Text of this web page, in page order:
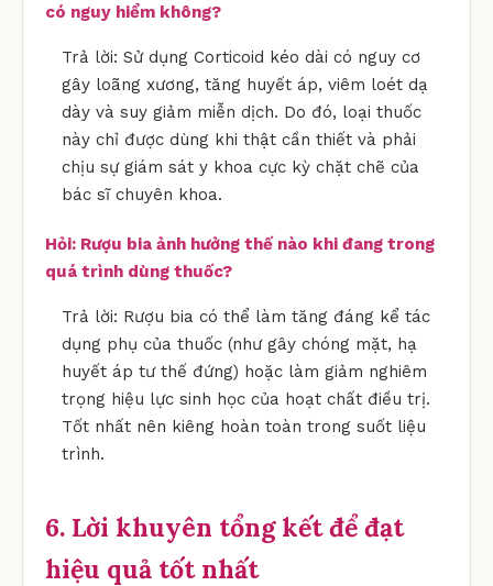
có nguy hiểm không?
Trả lời: Sử dụng Corticoid kéo dài có nguy cơ
gây loãng xương, tăng huyết áp, viêm loét dạ
dày và suy giảm miễn dịch. Do đó, loại thuốc
này chỉ được dùng khi thật cần thiết và phải
chịu sự giám sát y khoa cực kỳ chặt chẽ của
bác sĩ chuyên khoa.
Hỏi: Rượu bia ảnh hưởng thế nào khi đang trong
quá trình dùng thuốc?
Trả lời: Rượu bia có thể làm tăng đáng kể tác
dụng phụ của thuốc (như gây chóng mặt, hạ
huyết áp tư thế đứng) hoặc làm giảm nghiêm
trọng hiệu lực sinh học của hoạt chất điều trị.
Tốt nhất nên kiêng hoàn toàn trong suốt liệu
trình.
6. Lời khuyên tổng kết để đạt
hiệu quả tốt nhất